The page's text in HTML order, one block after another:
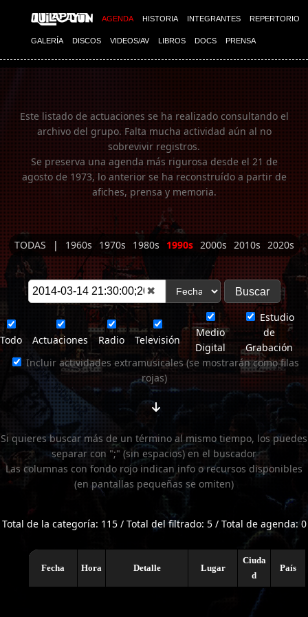
AGENDA HISTORIA INTEGRANTES REPERTORIO
GALERÍA DISCOS VIDEOS/AV LIBROS DOCS PRENSA
Imagen 01
Este listado de actuaciones se ha realizado consultando el
archivo del grupo. Falta mucha actividad aún al no
sobrevivir registros.
Se preserva una agenda más rigurosa desde el 21 de
agosto de 1973, lo anterior se ha reconstruído a partir de
afiches, prensa y memoria.
TODAS | 1960s 1970s 1980s 1990s 2000s 2010s 2020s
✖
Todo Actuaciones Radio Televisión
Medio
Digital
Estudio
de
Grabación
Incluir actividades extramusicales (se mostrarán como filas
rojas)
Si quieres buscar más de un término al mismo tiempo, los puedes
separar con ";" (sin espacios) en el buscador
Las columnas con fondo rojo indican info o recursos disponibles
(en pantallas pequeñas se omiten)
Total de la categoría: 115 / Total del filtrado: 5 / Total de agenda: 0
Fecha Hora Detalle Lugar
Ciuda
d
País